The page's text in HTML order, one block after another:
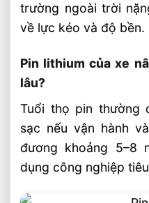
trường ngoài trời
về lực kéo và độ bền.
Pin lithium của xe
lâu?
Tuổi thọ pin thường
sạc nếu vận hành
đương khoảng 5–8
dụng công nghiệp